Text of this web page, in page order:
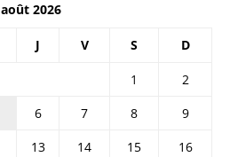
août 2026
J V S D
1
2
6 7 8
9
13 14 15
16